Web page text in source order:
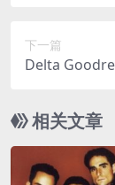
下一篇
Delta
相关文章